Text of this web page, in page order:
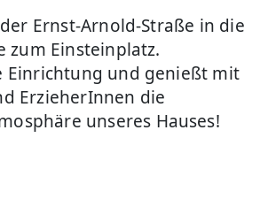
Ernst-Arnold-Straße in die
zum Einsteinplatz.
Einrichtung und genießt mit
ErzieherInnen die
unseres Hauses!